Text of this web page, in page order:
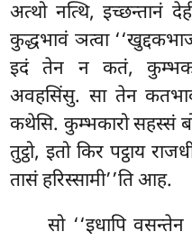
अत्थो नत्थि, इच्छन्तानं
कुद्धभावं ञत्वा
इदं तेन न कतं,
अवहसिंसु. सा तेन
कथेसि. कुम्भकारो सहस्सं
तुट्ठो, इतो किर पट्ठाय
तासं हरिस्सामी’’ति आह.
सो ‘‘इधापि